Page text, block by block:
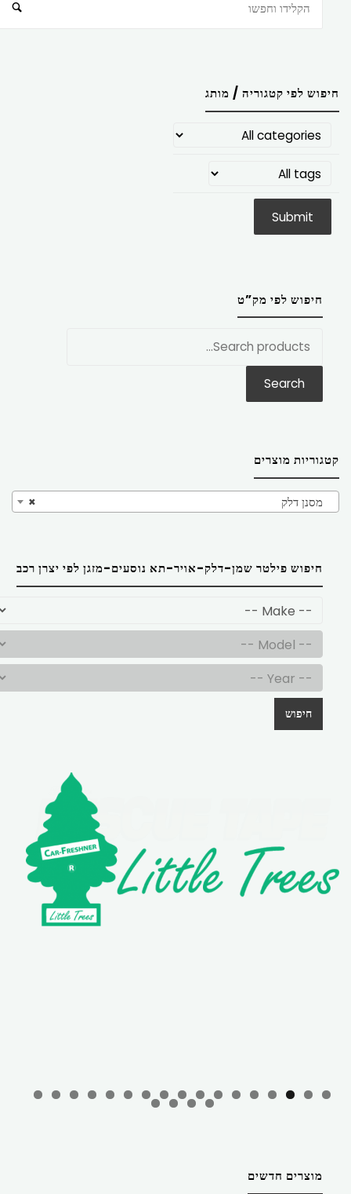
חיפוש לפי קטגוריה / מותג
חיפוש לפי מק”ט
Search
קטגוריות מוצרים
× מסנן דלק
חיפוש פילטר שמן-דלק-אויר-תא נוסעים-מזגן לפי יצרן רכב
חיפוש
מוצרים חדשים